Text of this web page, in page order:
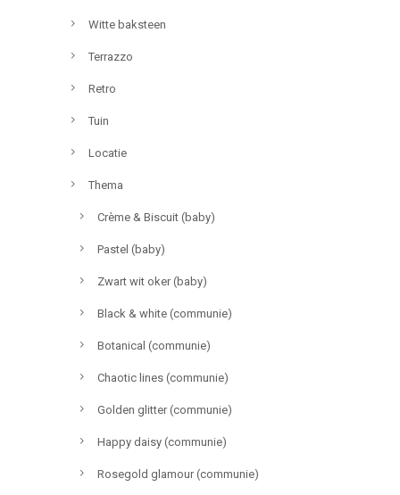
Witte baksteen
Terrazzo
Retro
Tuin
Locatie
Thema
Crème & Biscuit (baby)
Pastel (baby)
Zwart wit oker (baby)
Black & white (communie)
Botanical (communie)
Chaotic lines (communie)
Golden glitter (communie)
Happy daisy (communie)
Rosegold glamour (communie)